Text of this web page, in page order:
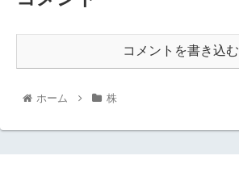
コメントを書き込む
ホーム 株